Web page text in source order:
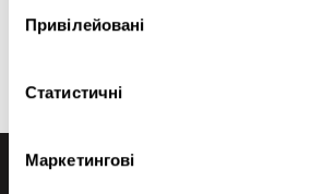
Привілейовані
Статистичні
Маркетингові
Якщо вам не вдається знайти те, що
завжди можете зв’язатися з нашим